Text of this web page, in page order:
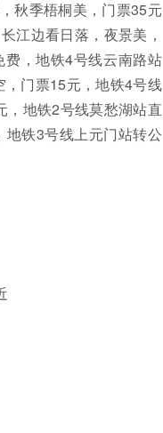
秋季梧桐美，门票35元
江边看日落，夜景美，
，地铁4号线云南路站
门票15元，地铁4号线
，地铁2号线莫愁湖站直
地铁3号线上元门站转公